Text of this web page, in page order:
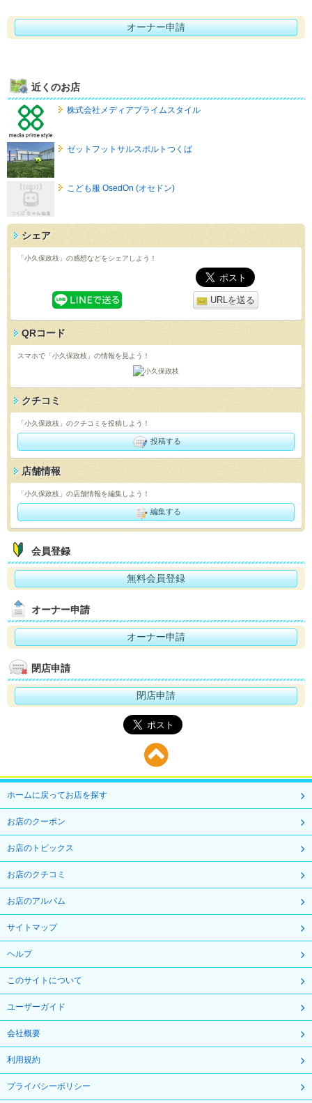
オーナー申請
近くのお店
株式会社メディアプライムスタイル
ゼットフットサルスポルトつくば
こども服 OsedOn (オセドン)
シェア
「小久保政枝」の感想などをシェアしよう！
URLを送る
QRコード
スマホで「小久保政枝」の情報を見よう！
クチコミ
「小久保政枝」のクチコミを投稿しよう！
投稿する
店舗情報
「小久保政枝」の店舗情報を編集しよう！
編集する
会員登録
無料会員登録
オーナー申請
オーナー申請
閉店申請
閉店申請
ホームに戻ってお店を探す
お店のクーポン
お店のトピックス
お店のクチコミ
お店のアルバム
サイトマップ
ヘルプ
このサイトについて
ユーザーガイド
会社概要
利用規約
プライバシーポリシー